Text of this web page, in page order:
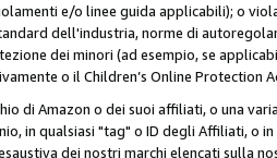
e/o linee guida applicabili); o
dell'industria, norme di
dei minori (ad esempio, se
o il Children’s Online Protection
di Amazon o dei suoi affiliati, o una
in qualsiasi "tag" o ID degli Affiliati, o
dei nostri marchi elencati sulla